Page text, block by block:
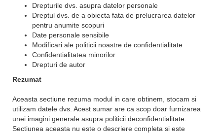
Drepturile dvs. asupra datelor personale
Dreptul dvs. de a obiecta fata de prelucrarea datelor
pentru anumite scopuri
Date personale sensibile
Modificari ale politicii noastre de confidentialitate
Confidentialitatea minorilor
Drepturi de autor
Rezumat
Aceasta sectiune rezuma modul in care obtinem, stocam si
utilizam datele dvs. Acest sumar are ca scop doar furnizarea
unei imagini generale asupra politicii deconfidentialitate.
Sectiunea aceasta nu este o descriere completa si este